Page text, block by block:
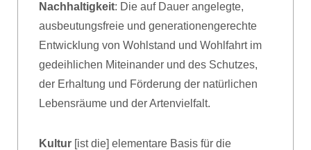
Nachhaltigkeit: Die auf Dauer angelegte,
ausbeutungsfreie und generationengerechte
Entwicklung von Wohlstand und Wohlfahrt im
gedeihlichen Miteinander und des Schutzes,
der Erhaltung und Förderung der natürlichen
Lebensräume und der Artenvielfalt.
Kultur [ist die] elementare Basis für die